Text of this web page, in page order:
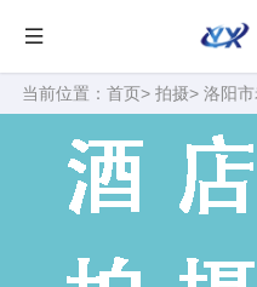
当前位置： 首页> 拍摄> 洛阳